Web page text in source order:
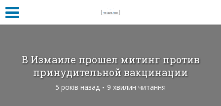
В Измаиле прошел митинг против
принудительной вакцинации
5 років назад 9 хвилин читання